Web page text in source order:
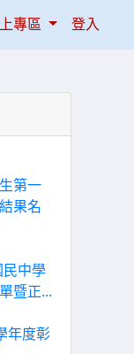
專區 登入
第一
果名
民中學
暨正...
年度彰